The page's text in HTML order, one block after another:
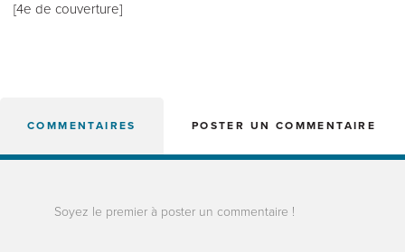
[4e de couverture]
COMMENTAIRES POSTER UN COMMENTAIRE
Soyez le premier à poster un commentaire !